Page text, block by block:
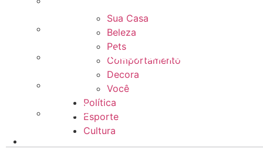
Comportamento
Decora
Você
Política
Sua Casa
Beleza
Pets
Comportamento
Decora
Você
Política
Esporte
Cultura